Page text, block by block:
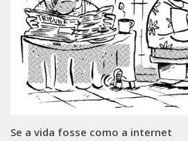
Se a vida fosse como a internet